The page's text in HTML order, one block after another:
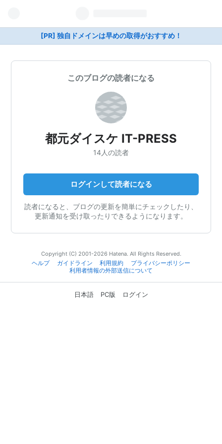
[PR] 独自ドメインは早めの取得がおすすめ！
このブログの読者になる
都元ダイスケ IT-PRESS
14人の読者
ログインして読者になる
読者になると、ブログの更新を簡単にチェックしたり、
更新通知を受け取ったりできるようになります。
Copyright (C) 2001-2026 Hatena. All Rights Reserved.
ヘルプ
ガイドライン 利用規約
プライバシーポリシー
利用者情報の外部送信について
日本語 PC版 ログイン